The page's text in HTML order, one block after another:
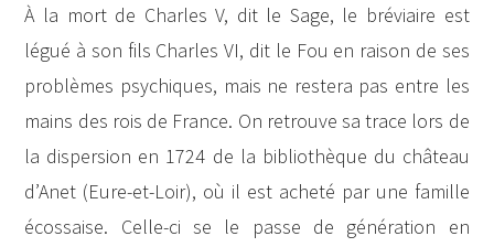
À la mort de Charles V, dit le Sage, le bréviaire est
légué à son fils Charles VI, dit le Fou en raison de ses
problèmes psychiques, mais ne restera pas entre les
mains des rois de France. On retrouve sa trace lors de
la dispersion en 1724 de la bibliothèque du château
d’Anet (Eure-et-Loir), où il est acheté par une famille
écossaise. Celle-ci se le passe de génération en